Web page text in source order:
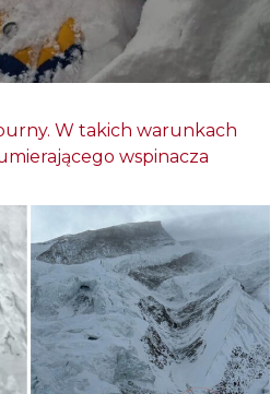
W takich warunkach
wspinacza